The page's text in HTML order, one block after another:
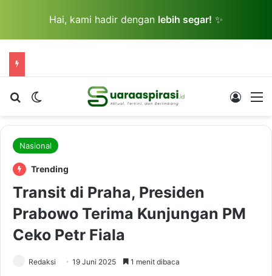
Hai, kami hadir dengan lebih segar! ✨
Cari berita...Switch skin Log In
Nasional
Trending
Transit di Praha, Presiden
Prabowo Terima Kunjungan PM
Ceko Petr Fiala
Redaksi 19 Juni 2025 1 menit dibaca